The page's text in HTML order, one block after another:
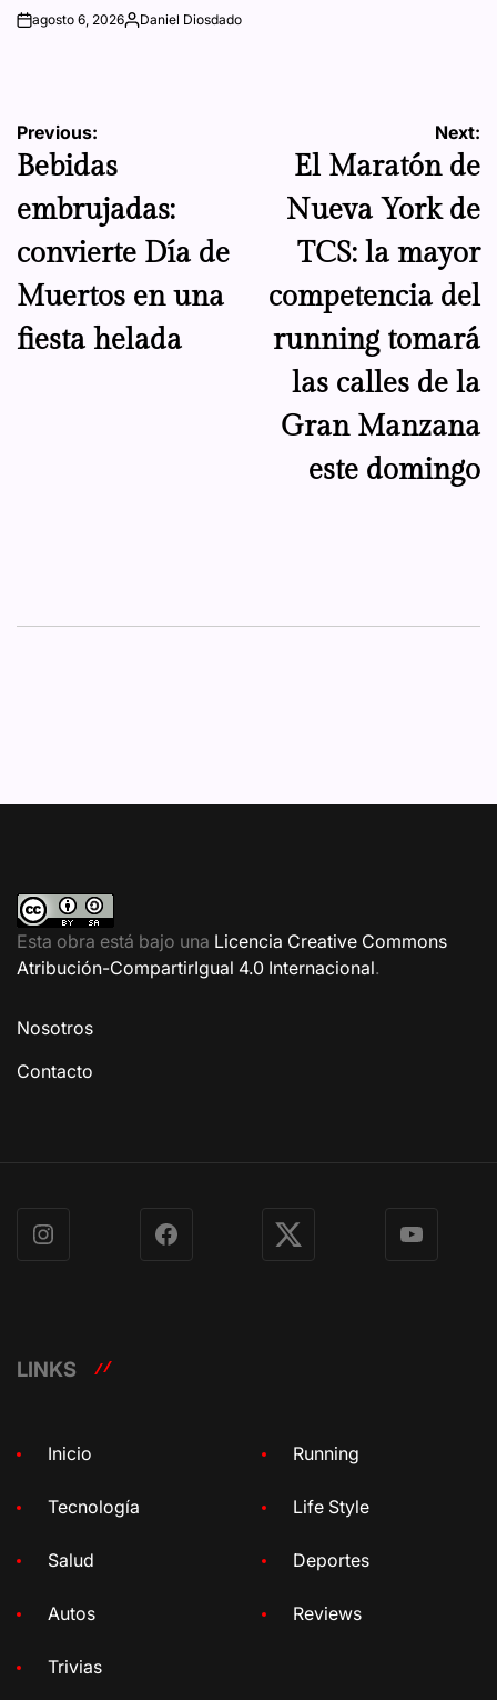
onagosto 6, 2026Posted
Daniel Diosdado
Navegación
de
entradas
Previous:
Bebidas
embrujadas:
convierte Día de
Muertos en una
fiesta helada
Next:
El Maratón de
Nueva York de
TCS: la mayor
competencia del
running tomará
las calles de la
Gran Manzana
este domingo
Esta obra está bajo una Licencia Creative Commons
Atribución-CompartirIgual 4.0 Internacional.
Nosotros
Contacto
Instagram Facebook X YouTube
LINKS
Inicio Running
Tecnología Life Style
Salud Deportes
Autos Reviews
Trivias